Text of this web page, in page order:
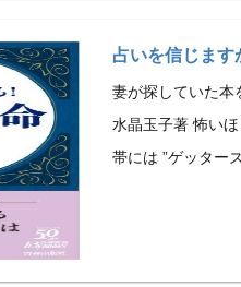
占いを信じます
妻が探していた本
水晶玉子著 怖い
帯には ”ゲッター